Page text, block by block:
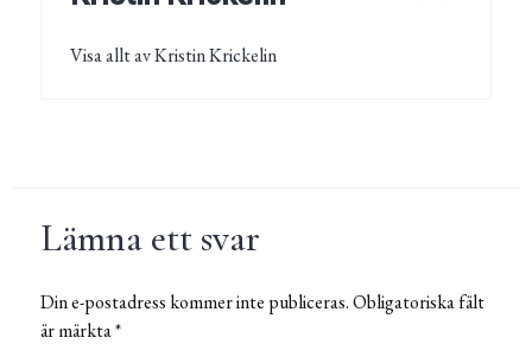
Visa allt av Kristin Krickelin
Lämna ett svar
Din e-postadress kommer inte publiceras.Obligatoriska fält
är märkta*